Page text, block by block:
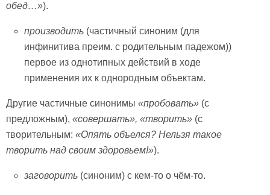
обед…»).
производить (частичный синоним (для
инфинитива преим. с родительным падежом))
первое из однотипных действий в ходе
применения их к однородным объектам.
Другие частичные синонимы «пробовать» (с
предложным), «совершать», «творить» (с
творительным: «Опять объелся? Нельзя такое
творить над своим здоровьем!»).
заговорить (синоним) с кем-то о чём-то.